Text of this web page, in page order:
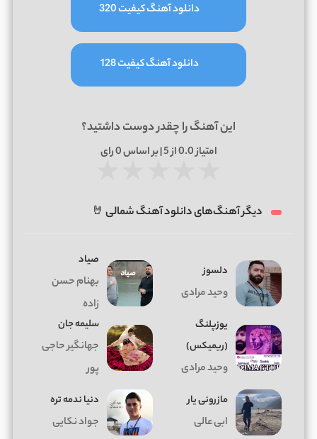
دانلود آهنگ کیفیت 320
دانلود آهنگ کیفیت 128
این آهنگ را چقدر دوست داشتید؟
امتیاز0.0از 5 | بر اساس 0رای
دیگر آهنگ‌های دانلود آهنگ شمالی 🤘
دلسوز
وحید مرادی
صیاد
بهنام حسن
زاده
یوزپلنگ
(ریمیکس)
وحید مرادی
سلیمه جان
جهانگیر حاجی
پور
مازرونی یار
ابی عالی
دنیا ندمه تره
جواد نکایی